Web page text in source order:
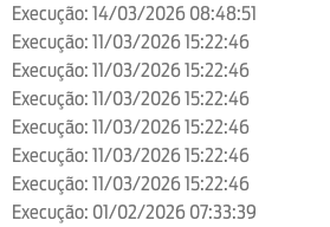
Execução: 14/03/2026 08:48:51
Execução: 11/03/2026 15:22:46
Execução: 11/03/2026 15:22:46
Execução: 11/03/2026 15:22:46
Execução: 11/03/2026 15:22:46
Execução: 11/03/2026 15:22:46
Execução: 11/03/2026 15:22:46
Execução: 01/02/2026 07:33:39